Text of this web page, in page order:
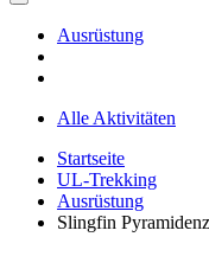
Ausrüstung
Alle Aktivitäten
Startseite
UL-Trekking
Ausrüstung
Slingfin